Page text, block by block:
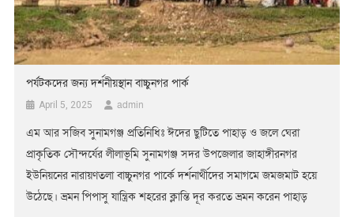
পর্যটকদের জন্য দর্শনীয়স্থান বাচ্চুনগর পার্ক
April 5, 2025 admin
এম আর সজিব সুনামগঞ্জ প্রতিনিধিঃ ঈদের ছুটিতে পাহাড় ও জলে ঘেরা
প্রাকৃতিক সৌন্দর্যের লীলাভূমি সুনামগঞ্জ সদর উপজেলার জাহাঙ্গীরনগর
ইউনিয়নের নারায়ণতলা বাচ্চুনগর পার্কে দর্শনার্থীদের সমাগমে জমজমাট হয়ে
উঠেছে। ভ্রমন পিপাসু যান্ত্রিক শহরের ক্লান্তি দূর করতে ভ্রমন করেন পাহাড়